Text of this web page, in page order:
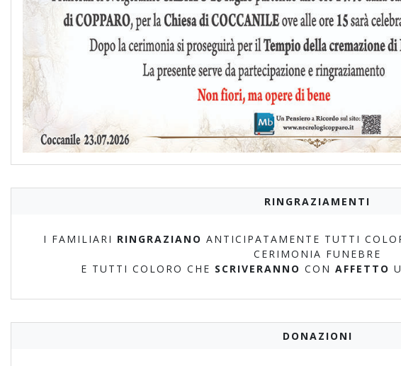
RINGRAZIAMENTI
I FAMILIARI RINGRAZIANO ANTICIPATAMENTE TUTTI
CERIMONIA FUNEBRE
E TUTTI COLORO CHE SCRIVERANNO CON AFFETTO
DONAZIONI